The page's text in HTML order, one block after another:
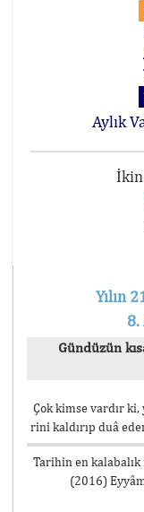
Aylık
Yılın
8.
Gündüzün
Çok kimse vardır
rini kaldırıp duâ
Tarihin en kalabalık
(2016)